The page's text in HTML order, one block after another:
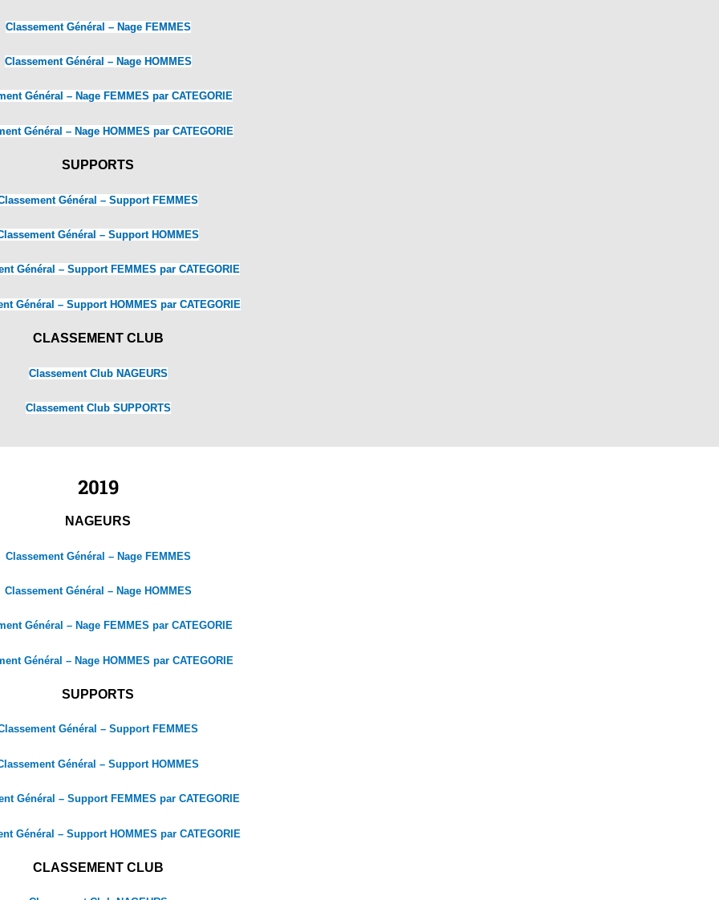
Classement Général – Nage FEMMES
Classement Général – Nage HOMMES
Général – Nage FEMMES par CATEGORIE
Général – Nage HOMMES par CATEGORIE
SUPPORTS
Général – Support FEMMES
Général – Support HOMMES
Général – Support FEMMES par CATEGORIE
Général – Support HOMMES par CATEGORIE
CLASSEMENT CLUB
Classement Club NAGEURS
Classement Club SUPPORTS
2019
NAGEURS
Classement Général – Nage FEMMES
Classement Général – Nage HOMMES
Général – Nage FEMMES par CATEGORIE
Général – Nage HOMMES par CATEGORIE
SUPPORTS
Général – Support FEMMES
Général – Support HOMMES
Général – Support FEMMES par CATEGORIE
Général – Support HOMMES par CATEGORIE
CLASSEMENT CLUB